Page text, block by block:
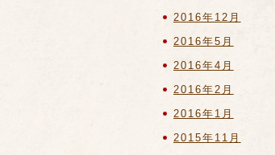
2016年12月
2016年5月
2016年4月
2016年2月
2016年1月
2015年11月